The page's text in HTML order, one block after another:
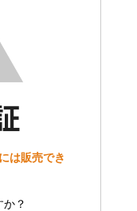
は販売でき
？